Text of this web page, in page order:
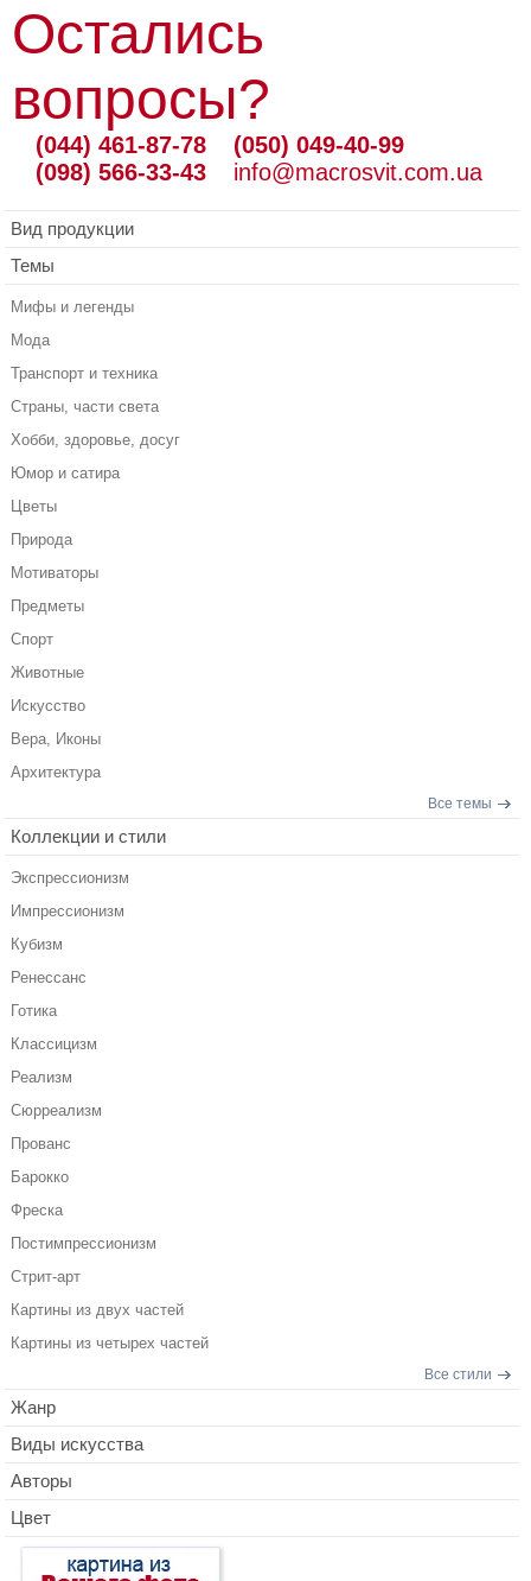
Остались
вопросы?
(044) 461-87-78
(098) 566-33-43
(050) 049-40-99
info@macrosvit.com.ua
Вид продукции
Темы
Мифы и легенды
Мода
Транспорт и техника
Страны, части света
Хобби, здоровье, досуг
Юмор и сатира
Цветы
Природа
Мотиваторы
Предметы
Спорт
Животные
Искусство
Вера, Иконы
Архитектура
Все темы
Коллекции и стили
Экспрессионизм
Импрессионизм
Кубизм
Ренессанс
Готика
Классицизм
Реализм
Сюрреализм
Прованс
Барокко
Фреска
Постимпрессионизм
Стрит-арт
Картины из двух частей
Картины из четырех частей
Все стили
Жанр
Виды искусства
Авторы
Цвет